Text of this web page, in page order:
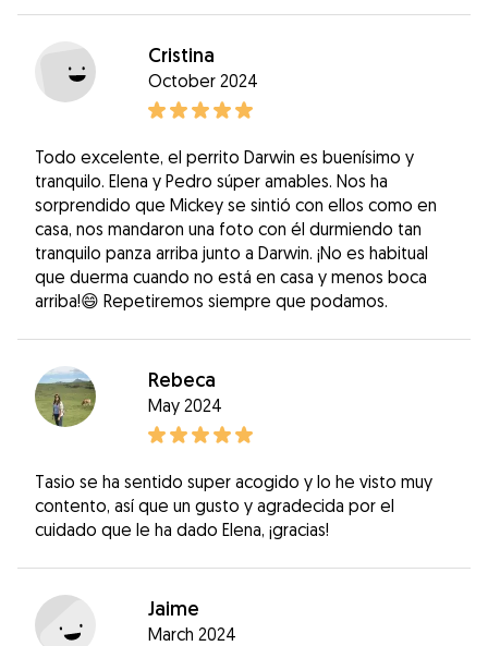
Cristina
October 2024
Todo excelente, el perrito Darwin es buenísimo y
tranquilo. Elena y Pedro súper amables. Nos ha
sorprendido que Mickey se sintió con ellos como en
casa, nos mandaron una foto con él durmiendo tan
tranquilo panza arriba junto a Darwin. ¡No es habitual
que duerma cuando no está en casa y menos boca
arriba!😄 Repetiremos siempre que podamos.
Rebeca
May 2024
Tasio se ha sentido super acogido y lo he visto muy
contento, así que un gusto y agradecida por el
cuidado que le ha dado Elena, ¡gracias!
Jaime
March 2024